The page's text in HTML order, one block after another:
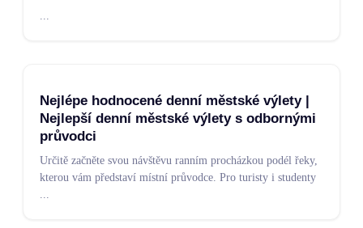
Nejlépe hodnocené denní městské výlety |
Nejlepší denní městské výlety s odbornými
průvodci
Určitě začněte svou návštěvu ranním procházkou podél řeky,
kterou vám představí místní průvodce. Pro turisty i studenty